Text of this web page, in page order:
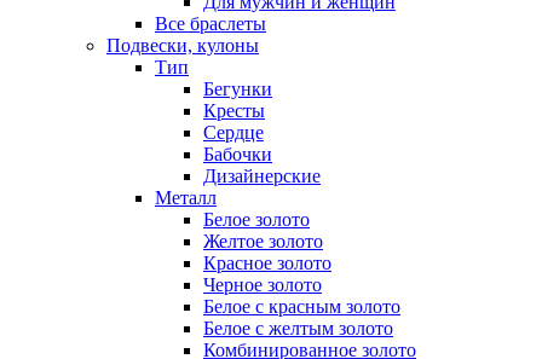
Все браслеты
Подвески, кулоны
Тип
Бегунки
Кресты
Сердце
Бабочки
Дизайнерские
Металл
Белое золото
Желтое золото
Красное золото
Черное золото
Белое с красным золото
Белое с желтым золото
Комбинированное золото